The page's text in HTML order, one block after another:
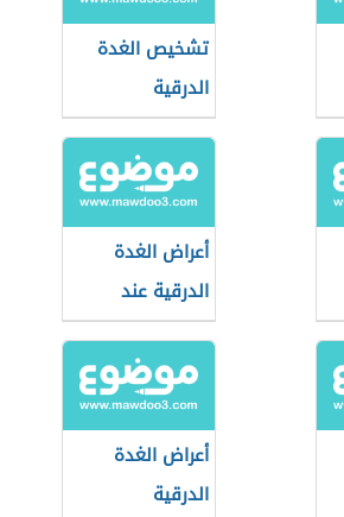
تشخيص الغدة
الدرقية
أعراض الغدة
الدرقية عند
النساء
أعراض الغدة
الدرقية